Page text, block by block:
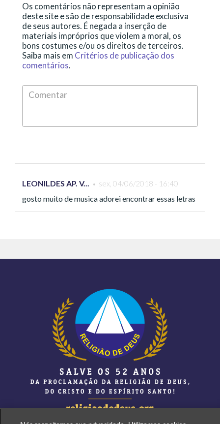
Os comentários não representam a opinião
deste site e são de responsabilidade exclusiva
de seus autores. É negada a inserção de
materiais impróprios que violem a moral, os
bons costumes e/ou os direitos de terceiros.
Saiba mais em Critérios de publicação dos
comentários.
LEONILDES AP. V... sex, 04/06/2018 - 16:40
gosto muito de musica adorei encontrar essas letras